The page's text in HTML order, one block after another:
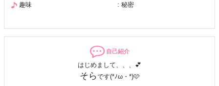
趣味
: 秘密
自己紹介
はじめまして、、、💕
そら です(*ﾉω・*)🩷